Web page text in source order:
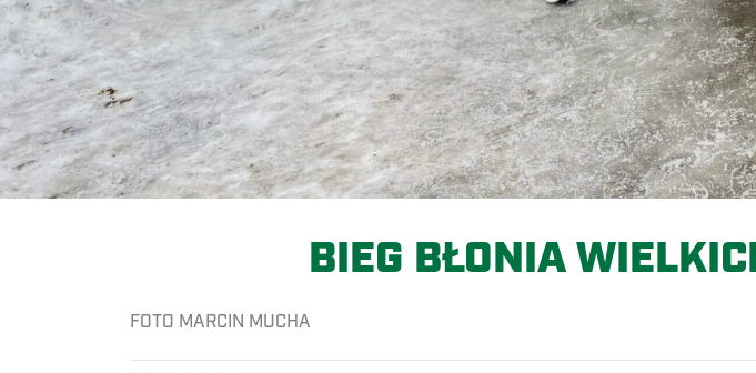
BIEG BŁONIA
FOTO MARCIN MUCHA